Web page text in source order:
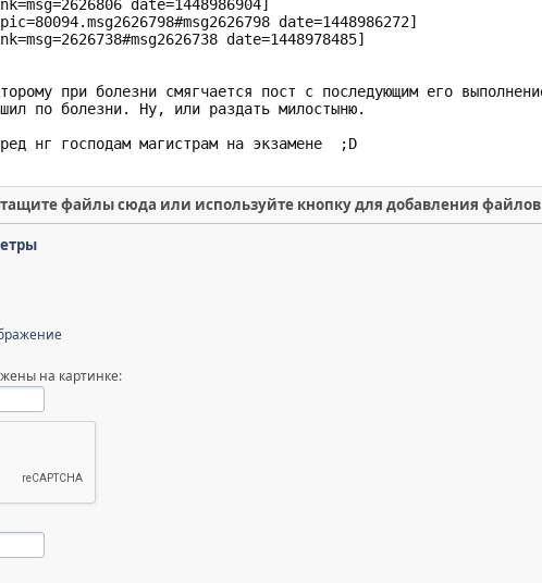
файлы сюда или используйте кнопку для добавления файлов
на картинке: